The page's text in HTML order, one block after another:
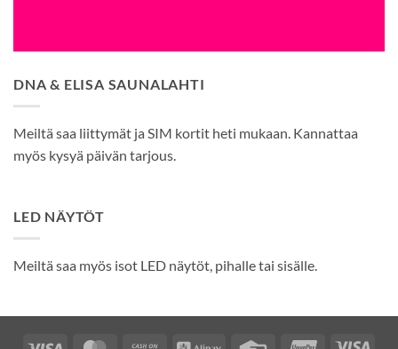
DNA & ELISA SAUNALAHTI
Meiltä saa liittymät ja SIM kortit heti mukaan. Kannattaa
myös kysyä päivän tarjous.
LED NÄYTÖT
Meiltä saa myös isot LED näytöt, pihalle tai sisälle.